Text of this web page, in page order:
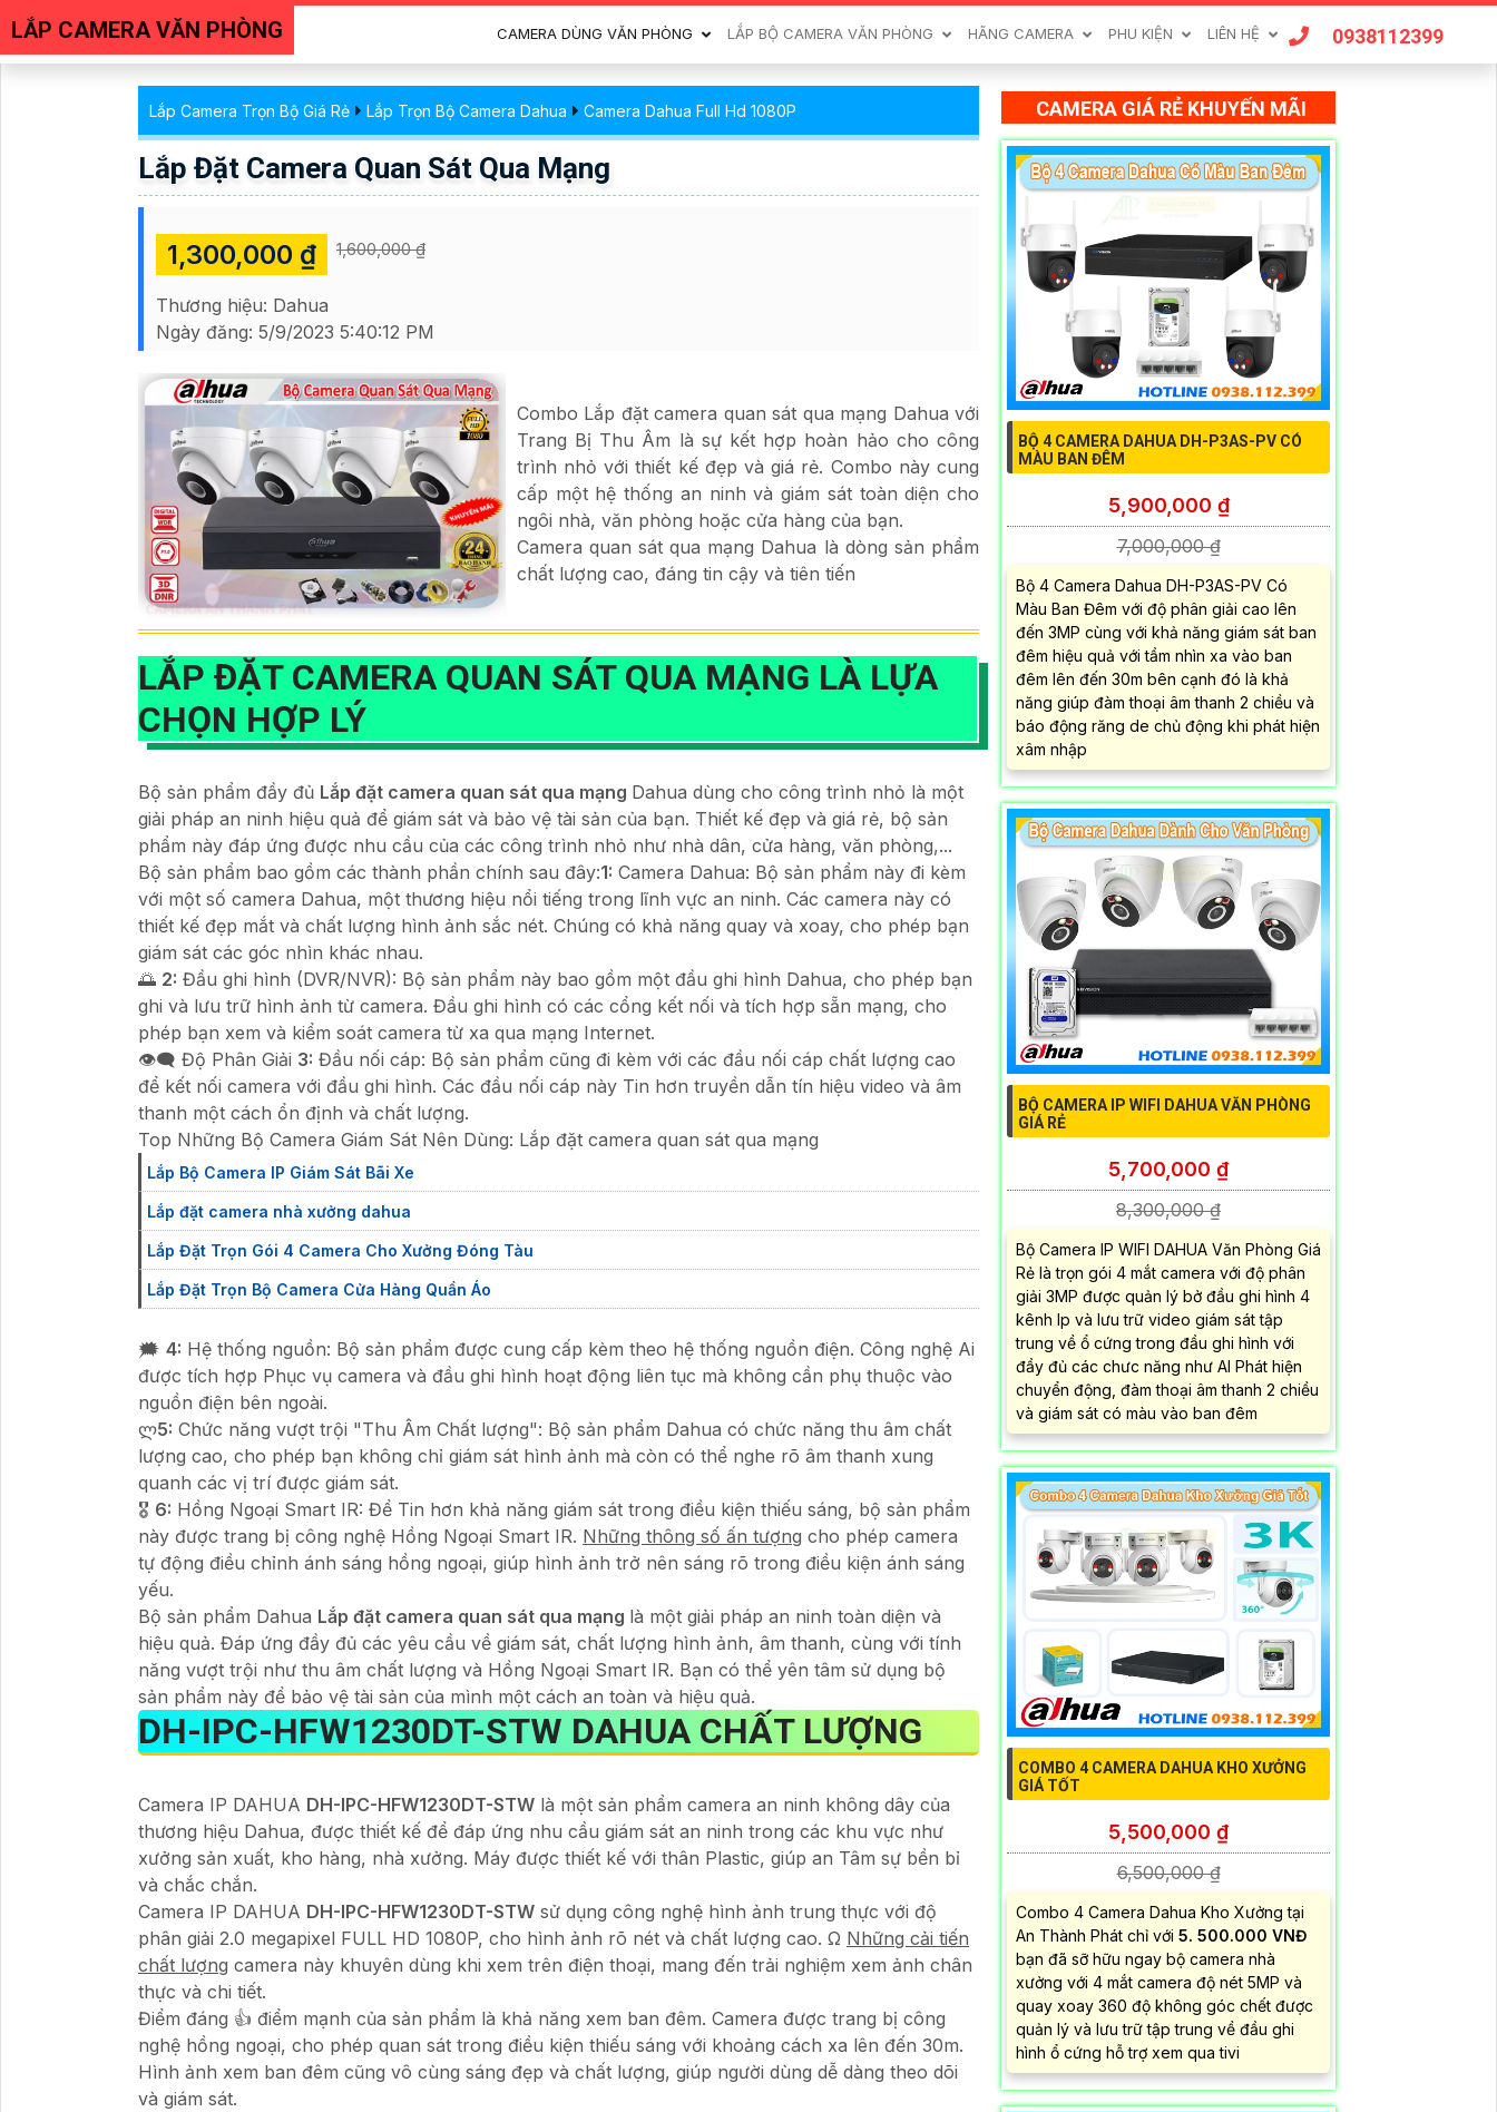
LẮP CAMERA VĂN PHÒNG CAMERA DÙNG VĂN PHÒNG LẮP BỘ CAMERA VĂN PHÒNG HÃNG CAMERA PHU KIỆN LIÊN HỆ 0938112399
Lắp Camera Trọn Bộ Giá Rẻ Lắp Trọn Bộ Camera Dahua Camera Dahua Full Hd 1080P
Lắp Đặt Camera Quan Sát Qua Mạng
1,300,000 ₫ 1,600,000 ₫
Thương hiệu: Dahua
Ngày đăng: 5/9/2023 5:40:12 PM
Combo Lắp đặt camera quan sát qua mạng Dahua với
Trang Bị Thu Âm là sự kết hợp hoàn hảo cho công
trình nhỏ với thiết kế đẹp và giá rẻ. Combo này cung
cấp một hệ thống an ninh và giám sát toàn diện cho
ngôi nhà, văn phòng hoặc cửa hàng của bạn.
Camera quan sát qua mạng Dahua là dòng sản phẩm
chất lượng cao, đáng tin cậy và tiên tiến
LẮP ĐẶT CAMERA QUAN SÁT QUA MẠNG LÀ LỰA
CHỌN HỢP LÝ
Bộ sản phẩm đầy đủ Lắp đặt camera quan sát qua mạng Dahua dùng cho công trình nhỏ là một
giải pháp an ninh hiệu quả để giám sát và bảo vệ tài sản của bạn. Thiết kế đẹp và giá rẻ, bộ sản
phẩm này đáp ứng được nhu cầu của các công trình nhỏ như nhà dân, cửa hàng, văn phòng,...
Bộ sản phẩm bao gồm các thành phần chính sau đây:1: Camera Dahua: Bộ sản phẩm này đi kèm
với một số camera Dahua, một thương hiệu nổi tiếng trong lĩnh vực an ninh. Các camera này có
thiết kế đẹp mắt và chất lượng hình ảnh sắc nét. Chúng có khả năng quay và xoay, cho phép bạn
giám sát các góc nhìn khác nhau.
🌅 2: Đầu ghi hình (DVR/NVR): Bộ sản phẩm này bao gồm một đầu ghi hình Dahua, cho phép bạn
ghi và lưu trữ hình ảnh từ camera. Đầu ghi hình có các cổng kết nối và tích hợp sẵn mạng, cho
phép bạn xem và kiểm soát camera từ xa qua mạng Internet.
👁️‍🗨 Độ Phân Giải 3: Đầu nối cáp: Bộ sản phẩm cũng đi kèm với các đầu nối cáp chất lượng cao
để kết nối camera với đầu ghi hình. Các đầu nối cáp này Tin hơn truyền dẫn tín hiệu video và âm
thanh một cách ổn định và chất lượng.
Top Những Bộ Camera Giám Sát Nên Dùng: Lắp đặt camera quan sát qua mạng
Lắp Bộ Camera IP Giám Sát Bãi Xe
Lắp đặt camera nhà xưởng dahua
Lắp Đặt Trọn Gói 4 Camera Cho Xưởng Đóng Tàu
Lắp Đặt Trọn Bộ Camera Cửa Hàng Quần Áo
🗯️ 4: Hệ thống nguồn: Bộ sản phẩm được cung cấp kèm theo hệ thống nguồn điện. Công nghệ Ai
được tích hợp Phục vụ camera và đầu ghi hình hoạt động liên tục mà không cần phụ thuộc vào
nguồn điện bên ngoài.
ლ5: Chức năng vượt trội "Thu Âm Chất lượng": Bộ sản phẩm Dahua có chức năng thu âm chất
lượng cao, cho phép bạn không chỉ giám sát hình ảnh mà còn có thể nghe rõ âm thanh xung
quanh các vị trí được giám sát.
🎖️ 6: Hồng Ngoại Smart IR: Để Tin hơn khả năng giám sát trong điều kiện thiếu sáng, bộ sản phẩm
này được trang bị công nghệ Hồng Ngoại Smart IR. Những thông số ấn tượng cho phép camera
tự động điều chỉnh ánh sáng hồng ngoại, giúp hình ảnh trở nên sáng rõ trong điều kiện ánh sáng
yếu.
Bộ sản phẩm Dahua Lắp đặt camera quan sát qua mạng là một giải pháp an ninh toàn diện và
hiệu quả. Đáp ứng đầy đủ các yêu cầu về giám sát, chất lượng hình ảnh, âm thanh, cùng với tính
năng vượt trội như thu âm chất lượng và Hồng Ngoại Smart IR. Bạn có thể yên tâm sử dụng bộ
sản phẩm này để bảo vệ tài sản của mình một cách an toàn và hiệu quả.
DH-IPC-HFW1230DT-STW DAHUA CHẤT LƯỢNG
Camera IP DAHUA DH-IPC-HFW1230DT-STW là một sản phẩm camera an ninh không dây của
thương hiệu Dahua, được thiết kế để đáp ứng nhu cầu giám sát an ninh trong các khu vực như
xưởng sản xuất, kho hàng, nhà xưởng. Máy được thiết kế với thân Plastic, giúp an Tâm sự bền bỉ
và chắc chắn.
Camera IP DAHUA DH-IPC-HFW1230DT-STW sử dụng công nghệ hình ảnh trung thực với độ
phân giải 2.0 megapixel FULL HD 1080P, cho hình ảnh rõ nét và chất lượng cao. Ω Những cải tiến
chất lượng camera này khuyên dùng khi xem trên điện thoại, mang đến trải nghiệm xem ảnh chân
thực và chi tiết.
Điểm đáng 👍 điểm mạnh của sản phẩm là khả năng xem ban đêm. Camera được trang bị công
nghệ hồng ngoại, cho phép quan sát trong điều kiện thiếu sáng với khoảng cách xa lên đến 30m.
Hình ảnh xem ban đêm cũng vô cùng sáng đẹp và chất lượng, giúp người dùng dễ dàng theo dõi
và giám sát.
CAMERA GIÁ RẺ KHUYẾN MÃI
BỘ 4 CAMERA DAHUA DH-P3AS-PV CÓ
MÀU BAN ĐÊM
5,900,000 ₫
7,000,000 ₫
Bộ 4 Camera Dahua DH-P3AS-PV Có
Màu Ban Đêm với độ phân giải cao lên
đến 3MP cùng với khả năng giám sát ban
đêm hiệu quả với tầm nhìn xa vào ban
đêm lên đến 30m bên cạnh đó là khả
năng giúp đàm thoại âm thanh 2 chiều và
báo động răng de chủ động khi phát hiện
xâm nhập
BỘ CAMERA IP WIFI DAHUA VĂN PHÒNG
GIÁ RẺ
5,700,000 ₫
8,300,000 ₫
Bộ Camera IP WIFI DAHUA Văn Phòng Giá
Rẻ là trọn gói 4 mắt camera với độ phân
giải 3MP được quản lý bở đầu ghi hình 4
kênh Ip và lưu trữ video giám sát tập
trung về ổ cứng trong đầu ghi hình với
đầy đủ các chưc năng như AI Phát hiện
chuyển động, đàm thoại âm thanh 2 chiều
và giám sát có màu vào ban đêm
COMBO 4 CAMERA DAHUA KHO XƯỞNG
GIÁ TỐT
5,500,000 ₫
6,500,000 ₫
Combo 4 Camera Dahua Kho Xưởng tại
An Thành Phát chỉ với 5. 500.000 VNĐ
bạn đã sỡ hữu ngay bộ camera nhà
xưởng với 4 mắt camera độ nét 5MP và
quay xoay 360 độ không góc chết được
quản lý và lưu trữ tập trung về đầu ghi
hình ổ cứng hỗ trợ xem qua tivi